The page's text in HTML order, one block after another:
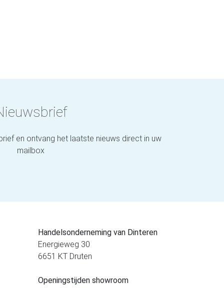
en ontvang het laatste nieuws direct in uw
mailbox
Handelsonderneming van Dinteren
Energieweg 30
6651 KT Druten
Openingstijden showroom